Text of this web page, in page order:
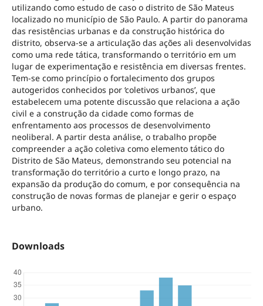
utilizando como estudo de caso o distrito de São Mateus
localizado no município de São Paulo. A partir do panorama
das resistências urbanas e da construção histórica do
distrito, observa-se a articulação das ações ali desenvolvidas
como uma rede tática, transformando o território em um
lugar de experimentação e resistência em diversas frentes.
Tem-se como princípio o fortalecimento dos grupos
autogeridos conhecidos por ‘coletivos urbanos’, que
estabelecem uma potente discussão que relaciona a ação
civil e a construção da cidade como formas de
enfrentamento aos processos de desenvolvimento
neoliberal. A partir desta análise, o trabalho propõe
compreender a ação coletiva como elemento tático do
Distrito de São Mateus, demonstrando seu potencial na
transformação do território a curto e longo prazo, na
expansão da produção do comum, e por consequência na
construção de novas formas de planejar e gerir o espaço
urbano.
Downloads